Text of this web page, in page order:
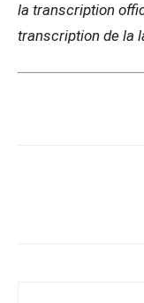
la transcription
transcription de la